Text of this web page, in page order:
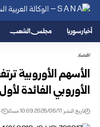
أخبار سوريا مجلس الشعب
اقتصاد
الأسهم الأوروبية
الأوروبي الفائدة لأول
تاريخ النشر: 2026/06/11 10:09 مساءً